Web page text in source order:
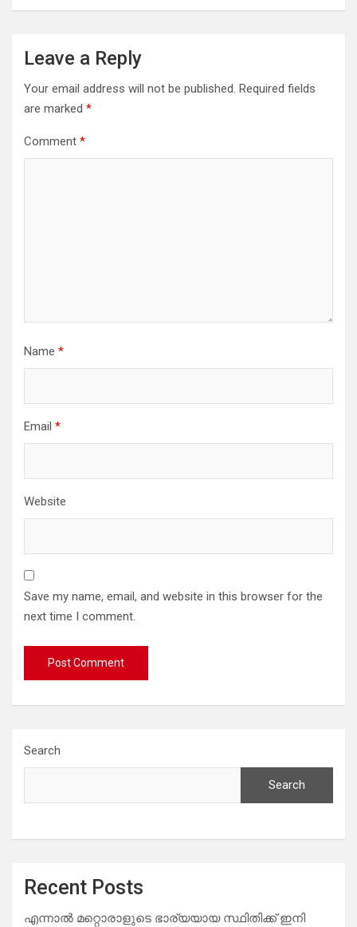
Leave a Reply
Your email address will not be published. Required fields
are marked *
Comment *
Name *
Email *
Website
Save my name, email, and website in this browser for the
next time I comment.
Search
Search
Recent Posts
എന്നാൽ മറ്റൊരാളുടെ ഭാര്യയായ സ്ഥിതിക്ക് ഇനി